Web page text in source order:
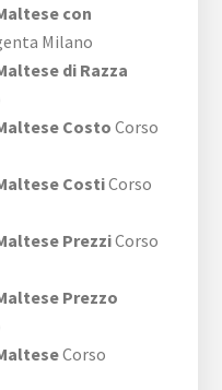
con
Milano
di Razza
Costo Corso
CostiCorso
PrezziCorso
Prezzo
Corso